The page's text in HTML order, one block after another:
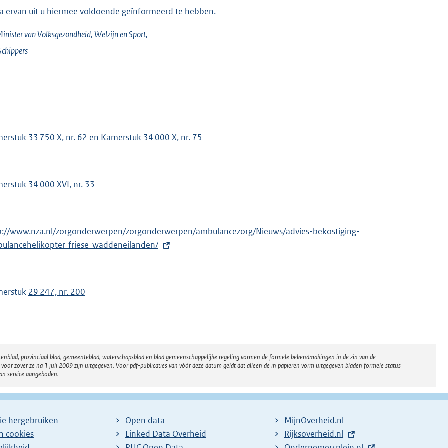
ervan uit u hiermee voldoende geïnformeerd te hebben.
van Volksgezondheid, Welzijn en Sport,
33 750 X, nr. 62 en Kamerstuk 34 000 X, nr. 75
34 000 XVI, nr. 33
www.nza.nl/zorgonderwerpen/zorgonderwerpen/ambulancezorg/Nieuws/advies-bekostiging-
friese-waddeneilanden/
29 247, nr. 200
provinciaal blad, gemeenteblad, waterschapsblad en blad gemeenschappelijke regeling vormen de formele bekendmakingen in de zin van de
zover ze na 1 juli 2009 zijn uitgegeven. Voor pdf-publicaties van vóór deze datum geldt dat alleen de in papieren vorm uitgegeven bladen formele status
service aangeboden.
hergebruiken
cookies
Open data
Linked Data Overheid
MijnOverheid.nl
E
Rijksoverheid.nl